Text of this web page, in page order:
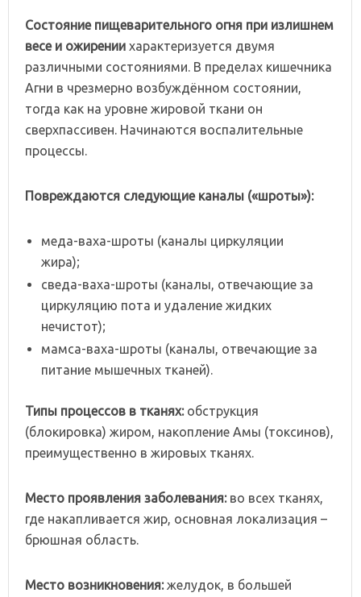
Состояние пищеварительного огня при излишнем
весе и ожирении характеризуется двумя
различными состояниями. В пределах кишечника
Агни в чрезмерно возбуждённом состоянии,
тогда как на уровне жировой ткани он
сверхпассивен. Начинаются воспалительные
процессы.
Повреждаются следующие каналы («шроты»):
меда-ваха-шроты (каналы циркуляции
жира);
сведа-ваха-шроты (каналы, отвечающие за
циркуляцию пота и удаление жидких
нечистот);
мамса-ваха-шроты (каналы, отвечающие за
питание мышечных тканей).
Типы процессов в тканях:обструкция
(блокировка) жиром, накопление Амы (токсинов),
преимущественно в жировых тканях.
Место проявления заболевания:во всех тканях,
где накапливается жир, основная локализация –
брюшная область.
Место возникновения:желудок, в большей